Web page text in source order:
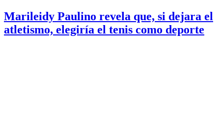
Marileidy Paulino revela que, si dejara el
atletismo, elegiría el tenis como deporte